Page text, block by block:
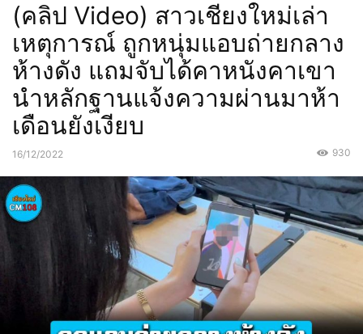
(คลิป Video) สาวเชียงใหม่เล่า
เหตุการณ์ ถูกหนุ่มแอบถ่ายกลาง
ห้างดัง แถมจับได้คาหนังคาเขา
นำหลักฐานแจ้งความผ่านมาห้า
เดือนยังเงียบ
16/12/2022 930